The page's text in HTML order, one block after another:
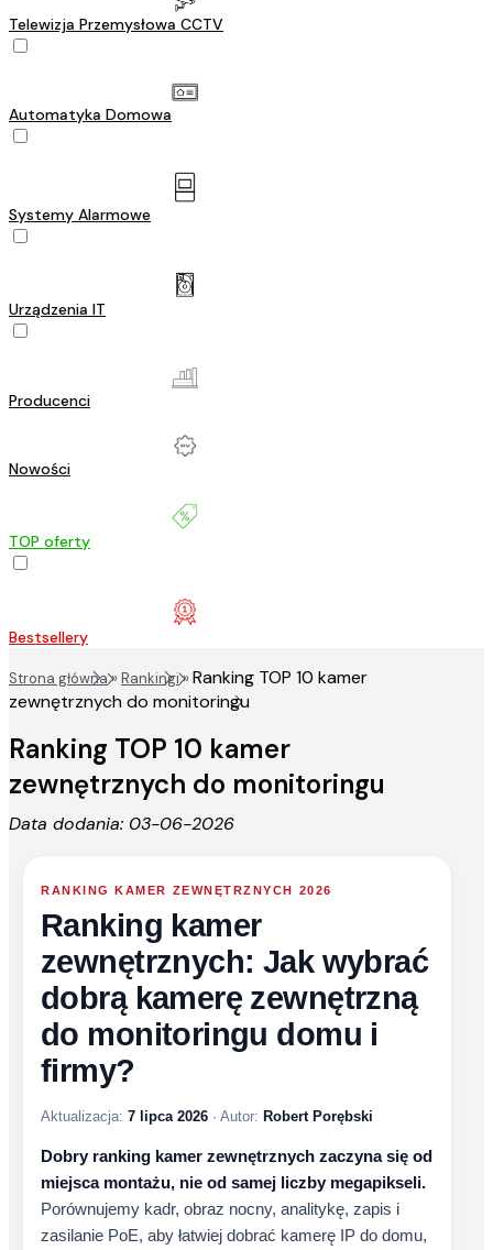
Telewizja Przemysłowa CCTV
Automatyka Domowa
Systemy Alarmowe
Urządzenia IT
Producenci
Nowości
TOP oferty
Bestsellery
Strona główna»Rankingi»Ranking TOP 10 kamer
zewnętrznych do monitoringu
Ranking TOP 10 kamer
zewnętrznych do monitoringu
Data dodania: 03-06-2026
RANKING KAMER ZEWNĘTRZNYCH 2026
Ranking kamer
zewnętrznych: Jak wybrać
dobrą kamerę zewnętrzną
do monitoringu domu i
firmy?
Aktualizacja: 7 lipca 2026 · Autor: Robert Porębski
Dobry ranking kamer zewnętrznych zaczyna się od
miejsca montażu, nie od samej liczby megapikseli.
Porównujemy kadr, obraz nocny, analitykę, zapis i
zasilanie PoE, aby łatwiej dobrać kamerę IP do domu,